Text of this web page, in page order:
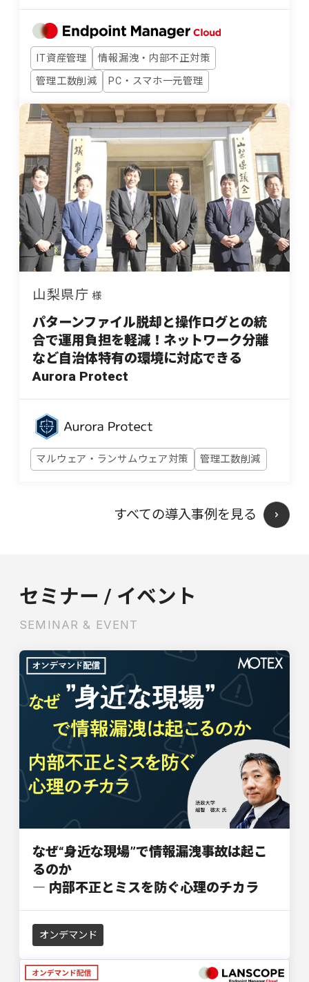
IT資産管理 情報漏洩・内部不正対策
管理工数削減 PC・スマホ一元管理
山梨県庁 様
パターンファイル脱却と操作ログとの統
合で運用負担を軽減！ネットワーク分離
など自治体特有の環境に対応できる
Aurora Protect
マルウェア・ランサムウェア対策 管理工数削減
すべての導入事例を見る
セミナー / イベント
SEMINAR & EVENT
なぜ“身近な現場”で情報漏洩事故は起こ
るのか
― 内部不正とミスを防ぐ心理のチカラ
オンデマンド